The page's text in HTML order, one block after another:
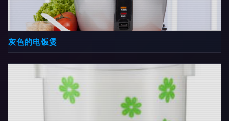
灰色的电饭煲